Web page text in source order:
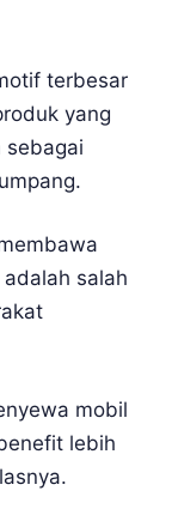
terbesar
yang
sebagai
salah
mobil
lebih